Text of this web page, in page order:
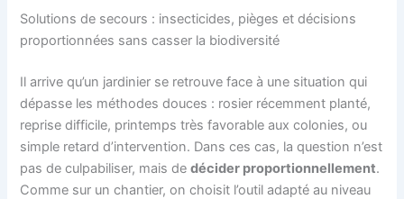
Solutions de secours : insecticides, pièges et décisions
proportionnées sans casser la biodiversité
Il arrive qu’un jardinier se retrouve face à une situation qui
dépasse les méthodes douces : rosier récemment planté,
reprise difficile, printemps très favorable aux colonies, ou
simple retard d’intervention. Dans ces cas, la question n’est
pas de culpabiliser, mais dedécider proportionnellement.
Comme sur un chantier, on choisit l’outil adapté au niveau